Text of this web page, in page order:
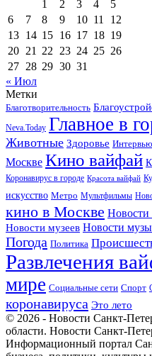
1
2 3 4
5
6
7 8 9 10 11
12
13 14 15 16 17 18 19
20 21 22 23 24 25 26
27 28 29 30 31
« Июл
Метки
Благотворительность
Neva.Today Главное в
Животные Здоровье Интервью
Москве Кино вайфай
Коронавирус в городе Красота вайфай
искусство Метро Мультфильмы
кино в Москве Новости
Новости музеев Новости
Погода Политика
Развлечения
мире Социальные сети Спорт
коронавируса Это лето
© 2026 - Новости Санкт-
области. Новости Санкт-
Информационный портал